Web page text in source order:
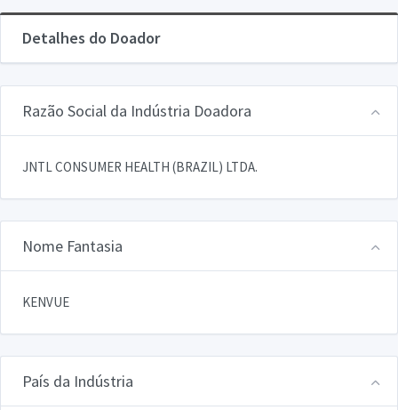
Detalhes do Doador
Razão Social da Indústria Doadora
JNTL CONSUMER HEALTH (BRAZIL) LTDA.
Nome Fantasia
KENVUE
País da Indústria